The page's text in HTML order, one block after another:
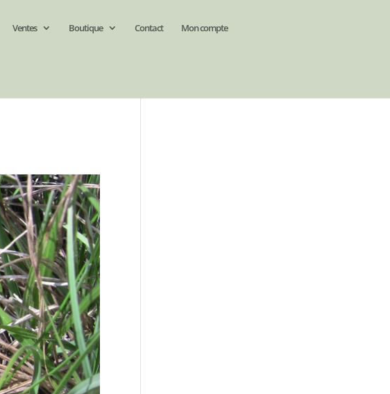
Ventes Boutique Contact Mon compte